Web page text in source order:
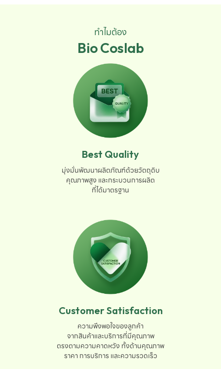
ทำไมต้อง
Bio Coslab
Best Quality
มุ่งมั่นพัฒนาผลิตภัณฑ์ด้วยวัตถุดิบ
คุณภาพสูง และกระบวนการผลิต
ที่ได้มาตรฐาน
Customer Satisfaction
ความพึงพอใจของลูกค้า
จากสินค้าและบริการที่มีคุณภาพ
ตรงตามความคาดหวัง ทั้งด้านคุณภาพ
ราคา การบริการ และความรวดเร็ว